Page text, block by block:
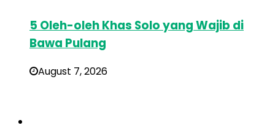
5 Oleh-oleh Khas Solo yang Wajib di
Bawa Pulang
August 7, 2026